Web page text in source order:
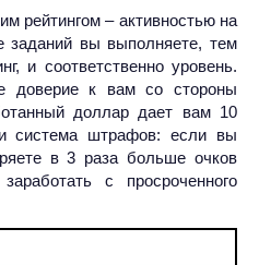
рейтингом – активностью на
вы выполняете, тем
и соответственно уровень.
доверие к вам со стороны
доллар дает вам 10
система штрафов: если вы
в 3 раза больше очков
с просроченного